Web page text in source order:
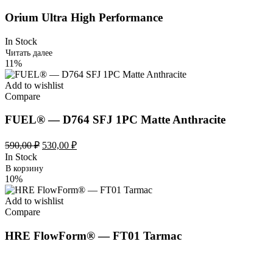
Orium Ultra High Performance
In Stock
Читать далее
11%
Add to wishlist
Compare
FUEL® — D764 SFJ 1PC Matte Anthracite
590,00₽ Первоначальная
составляла
530,00 ₽Текущая
In Stock
В корзину
10%
Add to wishlist
Compare
HRE FlowForm® — FT01 Tarmac